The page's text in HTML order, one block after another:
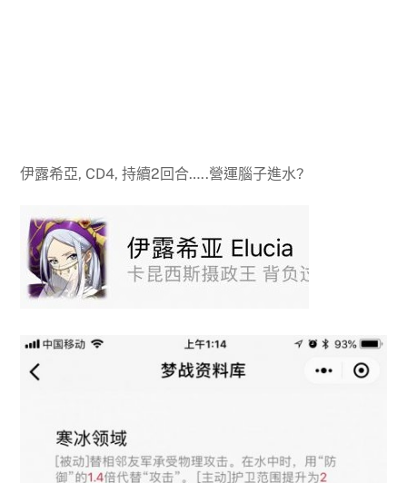
伊露希亞, CD4, 持續2回合…..營運腦子進水?